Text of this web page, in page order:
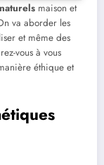
maison et
va aborder les
et même des
vous à vous
éthique et